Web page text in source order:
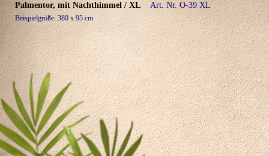
Palmentor, mit Nachthimmel / XL Art. Nr. O-39 XL
Beispielgröße: 380 x 95 cm